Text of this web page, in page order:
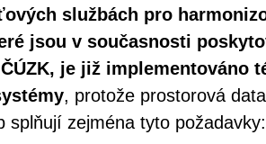
službách pro
jsou v současnosti
je již implementováno
, protože prostorová
splňují zejména tyto požadavky: